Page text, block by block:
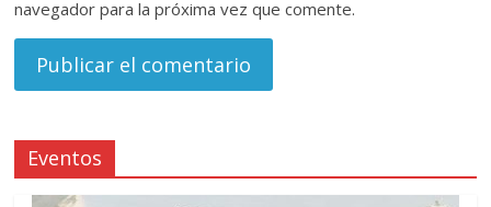
navegador para la próxima vez que comente.
Eventos